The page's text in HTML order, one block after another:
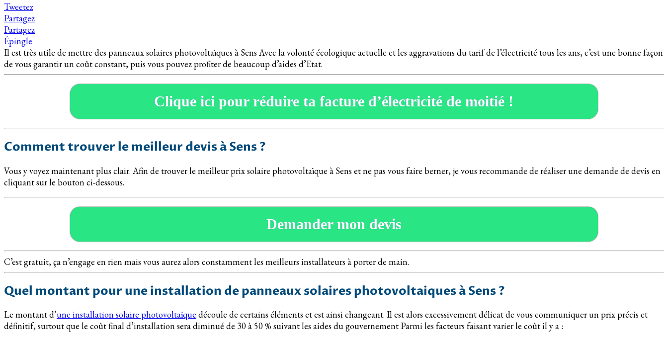
Tweetez
Partagez
Partagez
Épingle
Il est très utile de mettre des panneaux solaires photovoltaïques à Sens Avec la volonté écologique actuelle et les aggravations du tarif de l’électricité tous les ans, c’est une bonne façon
de vous garantir un coût constant, puis vous pouvez profiter de beaucoup d’aides d’Etat.
Clique ici pour réduire ta facture d’électricité de moitié !
Comment trouver le meilleur devis à Sens ?
Vous y voyez maintenant plus clair. Afin de trouver le meilleur prix solaire photovoltaïque à Sens et ne pas vous faire berner, je vous recommande de réaliser une demande de devis en
cliquant sur le bouton ci-dessous.
Demander mon devis
C’est gratuit, ça n’engage en rien mais vous aurez alors constamment les meilleurs installateurs à porter de main.
Quel montant pour une installation de panneaux solaires photovoltaiques à Sens ?
Le montant d’une installation solaire photovoltaïque découle de certains éléments et est ainsi changeant. Il est alors excessivement délicat de vous communiquer un prix précis et
définitif, surtout que le coût final d’installation sera diminué de 30 à 50 % suivant les aides du gouvernement Parmi les facteurs faisant varier le coût il y a :